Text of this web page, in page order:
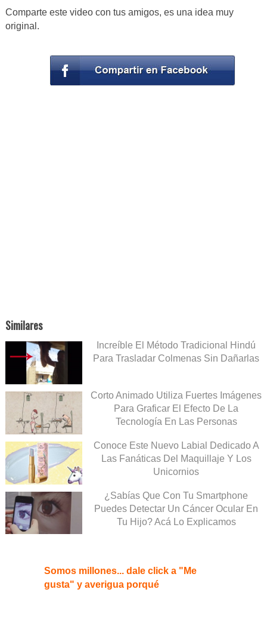
Comparte este video con tus amigos, es una idea muy
original.
Similares
Increíble El Método Tradicional Hindú
Para Trasladar Colmenas Sin Dañarlas
Corto Animado Utiliza Fuertes Imágenes
Para Graficar El Efecto De La
Tecnología En Las Personas
Conoce Este Nuevo Labial Dedicado A
Las Fanáticas Del Maquillaje Y Los
Unicornios
¿Sabías Que Con Tu Smartphone
Puedes Detectar Un Cáncer Ocular En
Tu Hijo? Acá Lo Explicamos
Somos millones... dale click a "Me
gusta" y averigua porqué